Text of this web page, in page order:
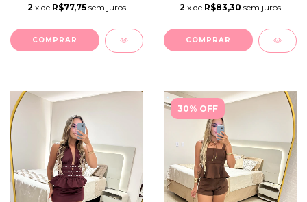
2 x de R$77,75 sem juros
COMPRAR
2 x de R$83,30 sem juros
COMPRAR
30% OFF